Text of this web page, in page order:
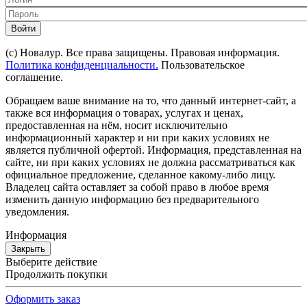
Войти
(с) Новалур. Все права защищены. Правовая информация.
Политика конфиденциальности. Пользовательское
соглашение.
Обращаем ваше внимание на то, что данный интернет-сайт, а
также вся информация о товарах, услугах и ценах,
предоставленная на нём, носит исключительно
информационный характер и ни при каких условиях не
является публичной офертой. Информация, представленная на
сайте, ни при каких условиях не должна рассматриваться как
официальное предложение, сделанное какому-либо лицу.
Владелец сайта оставляет за собой право в любое время
изменить данную информацию без предварительного
уведомления.
Информация
Закрыть
Выберите действие
Продолжить покупки
Оформить заказ